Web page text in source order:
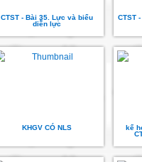
CTST - Bài 35. Lực và biểu
diễn lực
CTST
KHGV CÓ NLS
kế